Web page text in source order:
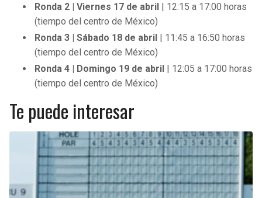
Ronda 2 | Viernes 17 de abril | 12:15 a 17:00 horas
(tiempo del centro de México)
Ronda 3 | Sábado 18 de abril | 11:45 a 16:50 horas
(tiempo del centro de México)
Ronda 4 | Domingo 19 de abril
| 12:05 a 17:00 horas
(tiempo del centro de México)
Te puede interesar